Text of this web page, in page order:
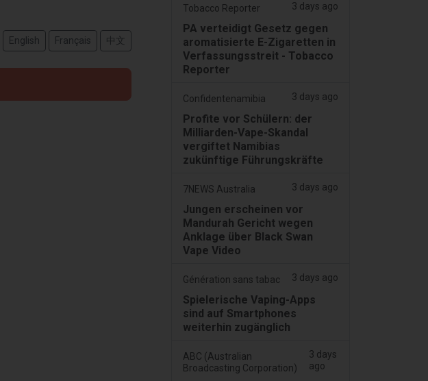
English Français 中文
Tobacco Reporter 3 days ago
PA verteidigt Gesetz gegen
aromatisierte E-Zigaretten in
Verfassungsstreit - Tobacco
Reporter
Confidentenamibia 3 days ago
Profite vor Schülern: der
Milliarden-Vape-Skandal
vergiftet Namibias
zukünftige Führungskräfte
7NEWS Australia 3 days ago
Jungen erscheinen vor
Mandurah Gericht wegen
Anklage über Black Swan
Vape Video
Génération sans tabac 3 days ago
Spielerische Vaping-Apps
sind auf Smartphones
weiterhin zugänglich
ABC (Australian
Broadcasting Corporation)
3 days
ago